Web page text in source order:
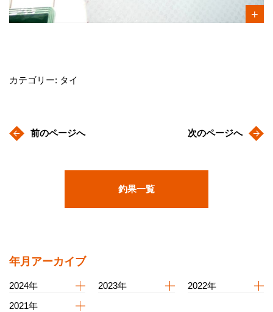
カテゴリー: タイ
前のページへ
釣果一覧
次のページへ
年月アーカイブ
2024年 2023年
2022年
2021年